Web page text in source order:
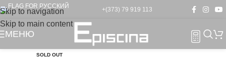
Skip to navigation
Skip to main content
+(373) 79 919 113
МЕНЮ
SOLD OUT